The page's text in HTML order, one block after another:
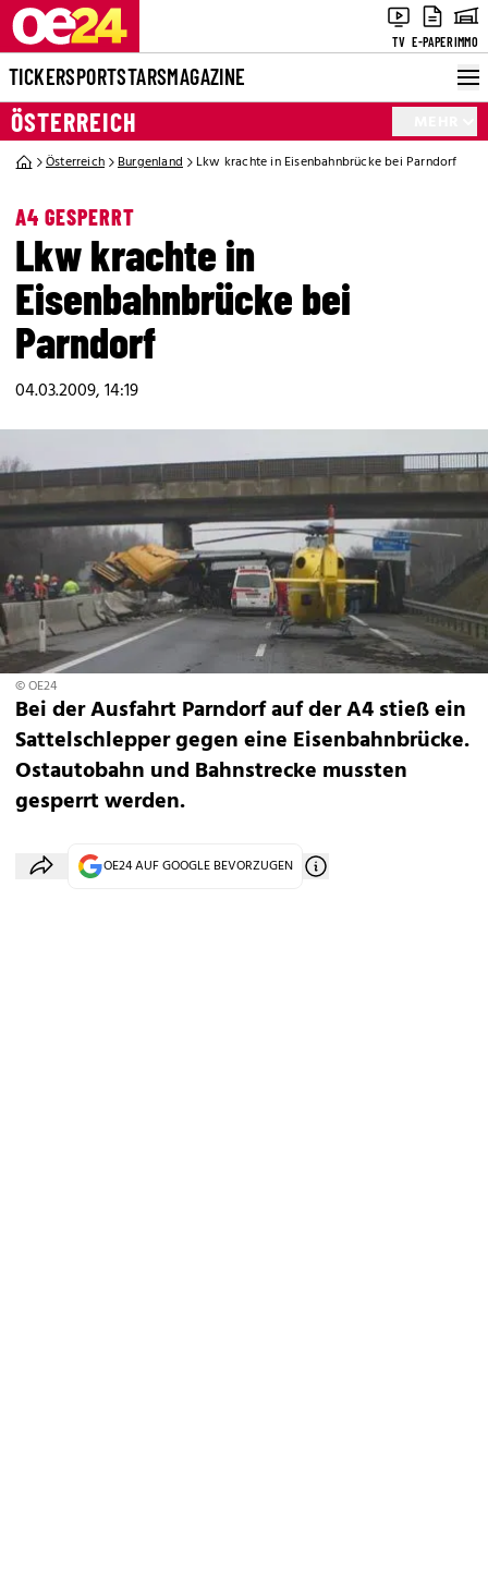
TV E-PAPERIMMO
TICKERSPORTSTARSMAGAZINE
ÖSTERREICH
Österreich Burgenland Lkw krachte in Eisenbahnbrücke bei Parndorf
A4 GESPERRT
Lkw krachte in
Eisenbahnbrücke bei
Parndorf
04.03.2009, 14:19
© OE24
Bei der Ausfahrt Parndorf auf der A4 stieß ein
Sattelschlepper gegen eine Eisenbahnbrücke.
Ostautobahn und Bahnstrecke mussten
gesperrt werden.
OE24 AUF GOOGLE BEVORZUGEN